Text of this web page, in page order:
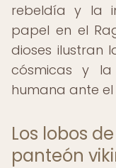
rebeldía y la
papel en el
dioses ilustran
cósmicas y
humana ante
Los lobos
panteón